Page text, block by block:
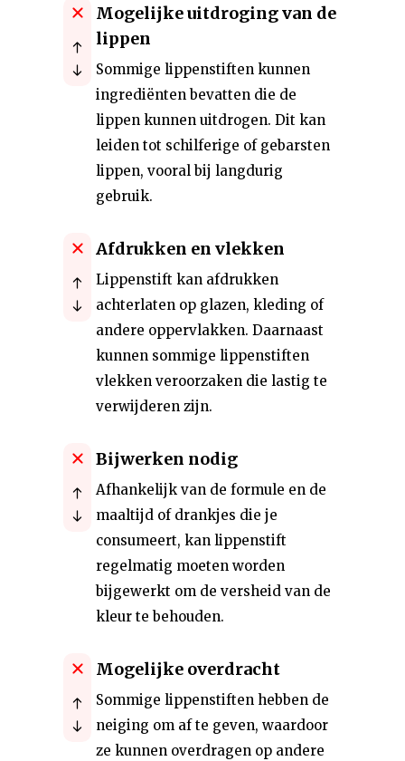
Mogelijke uitdroging van de
lippen
Sommige lippenstiften kunnen
ingrediënten bevatten die de
lippen kunnen uitdrogen. Dit kan
leiden tot schilferige of gebarsten
lippen, vooral bij langdurig
gebruik.
Afdrukken en vlekken
Lippenstift kan afdrukken
achterlaten op glazen, kleding of
andere oppervlakken. Daarnaast
kunnen sommige lippenstiften
vlekken veroorzaken die lastig te
verwijderen zijn.
Bijwerken nodig
Afhankelijk van de formule en de
maaltijd of drankjes die je
consumeert, kan lippenstift
regelmatig moeten worden
bijgewerkt om de versheid van de
kleur te behouden.
Mogelijke overdracht
Sommige lippenstiften hebben de
neiging om af te geven, waardoor
ze kunnen overdragen op andere